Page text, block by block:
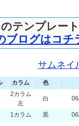
テンプレート
ブログはコチ
サムネイ
カラム 色
2カラム
左
白
1カラム 黒